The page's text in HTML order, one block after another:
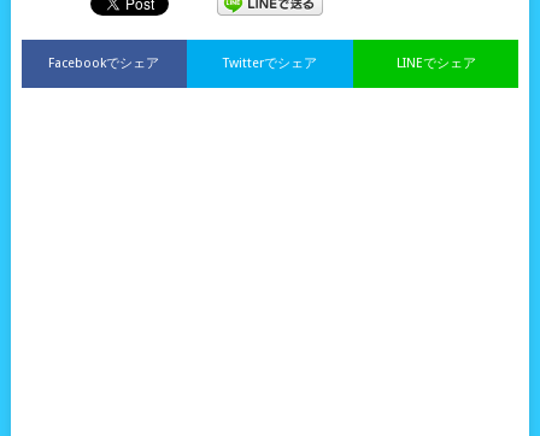
Facebookでシェア LINEでシェア
Twitterでシェア